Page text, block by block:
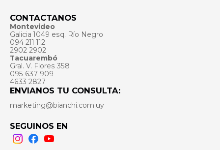
CONTACTANOS
Montevideo
Galicia 1049 esq. Río Negro
094 211 112
2902 2902
Tacuarembó
Gral. V. Flores 358
095 637 909
4633 2827
ENVIANOS TU CONSULTA:
marketing@bianchi.com.uy
SEGUINOS EN
Instagram
FacebookYoutube